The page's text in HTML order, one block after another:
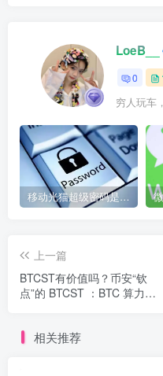
LoeB__
0
穷人玩车
移动光猫超级密码是多少？移动光猫超级管理员后台账号与密码
上一篇
BTCST有价值吗？币安“钦
点”的 BTCST ：BTC 算力
相关推荐